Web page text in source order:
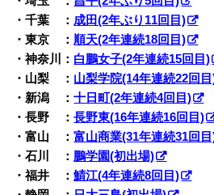
・千葉 ：成田(2年ぶり11回目)
・東京 ： 順天(2年連続18回目)
・神奈川： 白鵬女子(2年連続15回目)
・山梨 ： 山梨学院(14年連続22回
・新潟 ：十日町(2年連続4回目)
・長野 ：長野東(16年連続16回目)
・富山 ：富山商業(31年連続31回
・石川 ：鵬学園(初出場)
・福井 ：鯖江(4年連続8回目)